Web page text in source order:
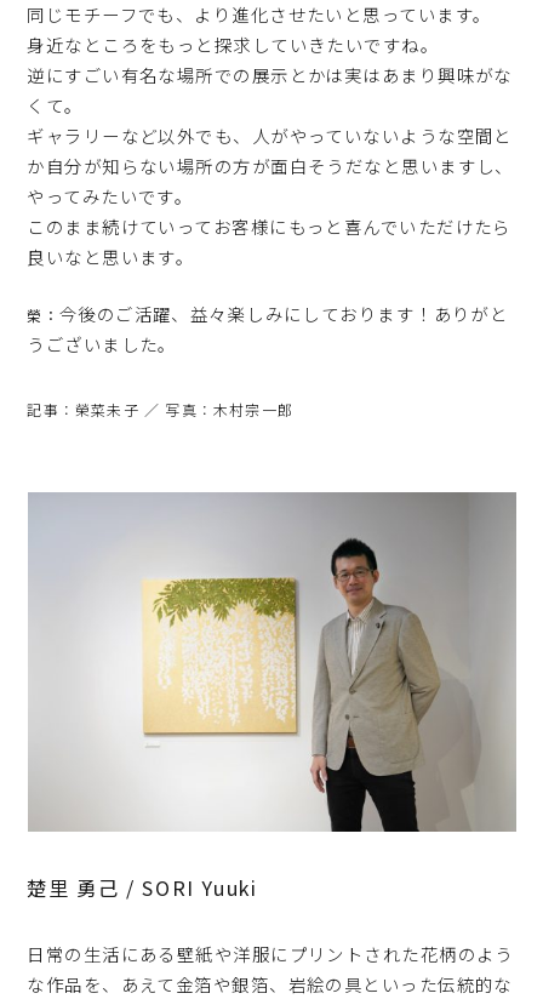
同じモチーフでも、より進化させたいと思っています。
身近なところをもっと探求していきたいですね。
逆にすごい有名な場所での展示とかは実はあまり興味がな
くて。
ギャラリーなど以外でも、人がやっていないような空間と
か自分が知らない場所の方が面白そうだなと思いますし、
やってみたいです。
このまま続けていってお客様にもっと喜んでいただけたら
良いなと思います。
榮： 今後のご活躍、益々楽しみにしております！ありがと
うございました。
記事：榮菜未子 ／ 写真：木村宗一郎
楚里 勇己 / SORI Yuuki
日常の生活にある壁紙や洋服にプリントされた花柄のよう
な作品を、あえて金箔や銀箔、岩絵の具といった伝統的な